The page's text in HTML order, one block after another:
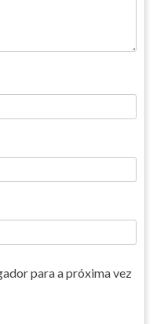
para a próxima vez